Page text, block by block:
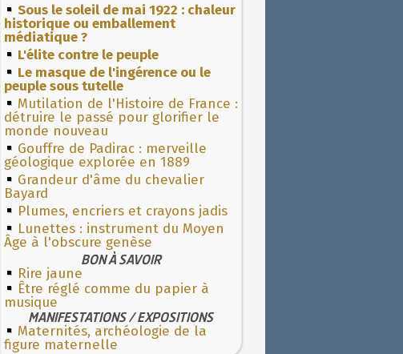
Sous le soleil de mai 1922 : chaleur
historique ou emballement
médiatique ?
L'élite contre le peuple
Le masque de l'ingérence ou le
peuple sous tutelle
Mutilation de l'Histoire de France :
détruire le passé pour glorifier le
monde nouveau
Gouffre de Padirac : merveille
géologique explorée en 1889
Grandeur d'âme du chevalier
Bayard
Plumes, encriers et crayons jadis
Lunettes : instrument du Moyen
Âge à l'obscure genèse
BON À SAVOIR
Rire jaune
Être réglé comme du papier à
musique
MANIFESTATIONS / EXPOSITIONS
Maternités, archéologie de la
figure maternelle